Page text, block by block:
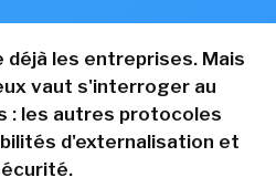
déjà les entreprises. Mais
vaut s'interroger au
: les autres protocoles
d'externalisation et